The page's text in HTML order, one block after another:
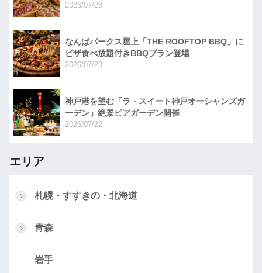
2026/07/28
なんばパークス屋上「THE ROOFTOP BBQ」に
ピザ食べ放題付きBBQプラン登場
2026/07/23
神戸港を望む「ラ・スイート神戸オーシャンズガ
ーデン」絶景ビアガーデン開催
2026/07/22
エリア
札幌・すすきの・北海道
青森
岩手